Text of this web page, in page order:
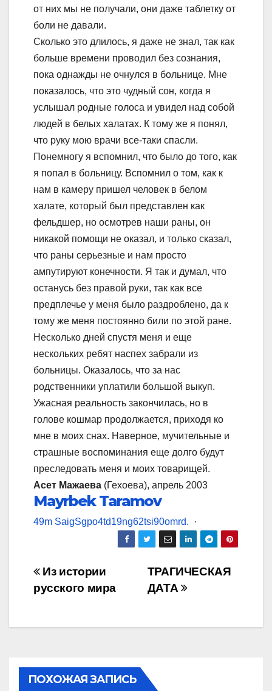
от них мы не получали, они даже таблетку от
боли не давали.
Сколько это длилось, я даже не знал, так как
больше времени проводил без сознания,
пока однажды не очнулся в больнице. Мне
показалось, что это чудный сон, когда я
услышал родные голоса и увидел над собой
людей в белых халатах. К тому же я понял,
что руку мою врачи все-таки спасли.
Понемногу я вспомнил, что было до того, как
я попал в больницу. Вспомнил о том, как к
нам в камеру пришел человек в белом
халате, который был представлен как
фельдшер, но осмотрев наши раны, он
никакой помощи не оказал, и только сказал,
что раны серьезные и нам просто
ампутируют конечности. Я так и думал, что
останусь без правой руки, так как все
предплечье у меня было раздроблено, да к
тому же меня постоянно били по этой ране.
Несколько дней спустя меня и еще
нескольких ребят наспех забрали из
больницы. Оказалось, что за нас
родственники уплатили большой выкуп.
Ужасная реальность закончилась, но в
голове кошмар продолжается, приходя ко
мне в моих снах. Наверное, мучительные и
страшные воспоминания еще долго будут
преследовать меня и моих товарищей.
Асет Мажаева (Гехоева), апрель 2003
Mayrbek Taramov
49m SaigSgpo4td19ng62tsi90omrd. ·
Навигация
по
ТРАГИЧЕСКАЯ
ДАТА
Из истории
русского мира
ПОХОЖАЯ ЗАПИСЬ